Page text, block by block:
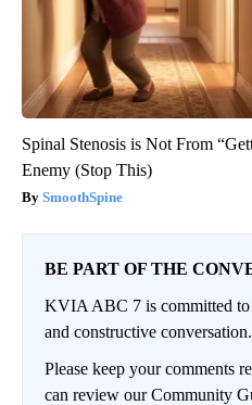
Spinal Stenosis is Not From
Enemy (Stop This)
SmoothSpine
BE PART OF THE
KVIA ABC 7 is committed
and constructive conversation.
Please keep your comments
can review our Community